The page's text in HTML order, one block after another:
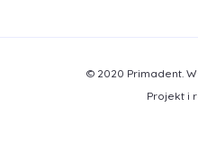
© 2020 Primadent.
Projekt i